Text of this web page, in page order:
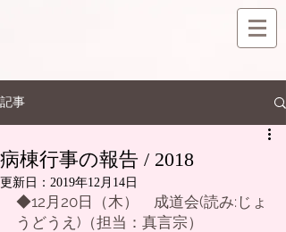
記事
病棟行事の報告 / 2018
更新日： 2019年12月14日
◆12月20日（木）　成道会(読み:じょ
うどうえ)（担当：真言宗）